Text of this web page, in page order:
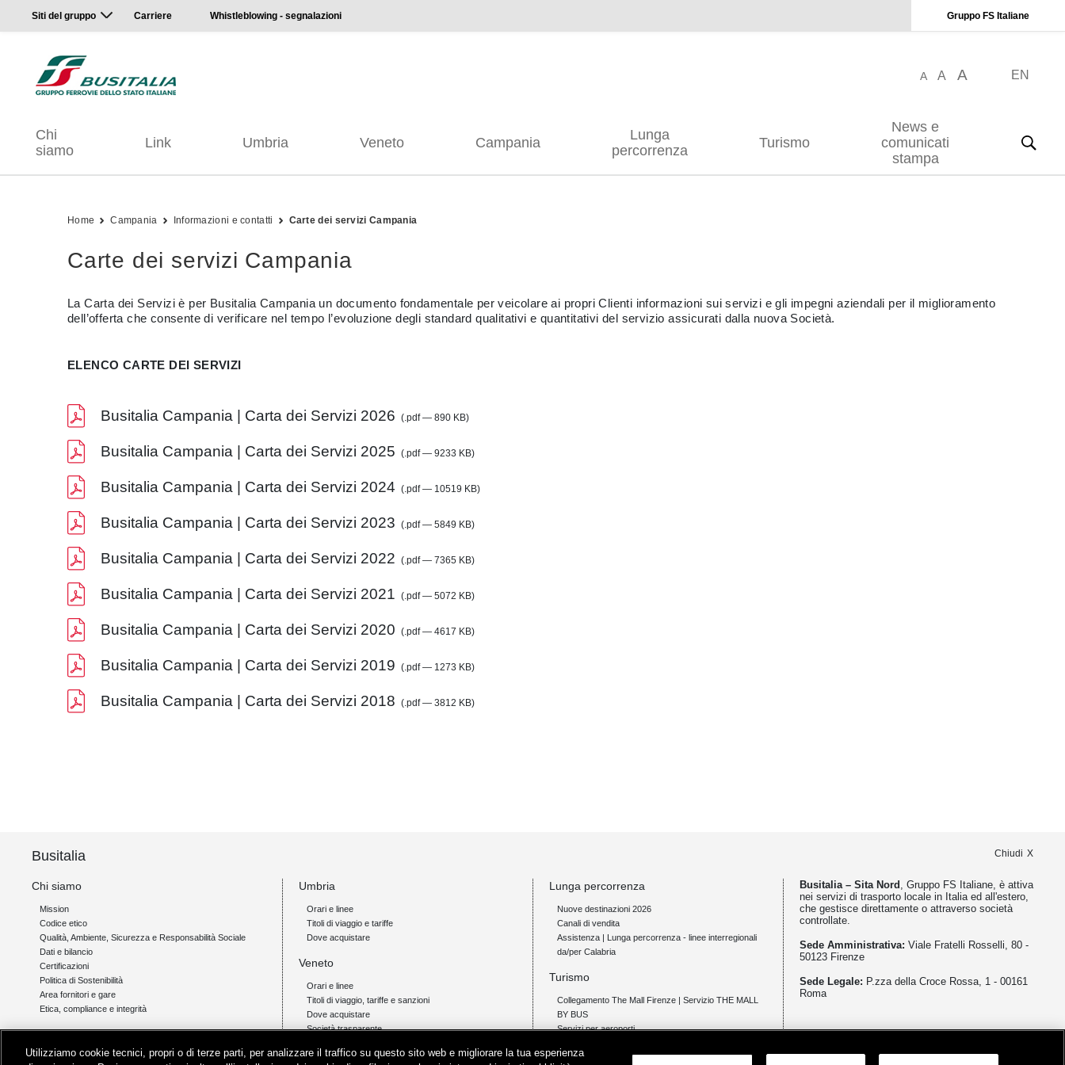
Siti del gruppo Carriere Whistleblowing - segnalazioni Gruppo FS Italiane
A A A EN
Chi
siamo
Link Umbria Veneto Campania
Lunga
percorrenza
Turismo
News e
comunicati
stampa
Home Campania Informazioni e contatti Carte dei servizi Campania
Carte dei servizi Campania
La Carta dei Servizi è per Busitalia Campania un documento fondamentale per veicolare ai propri Clienti informazioni sui servizi e gli impegni aziendali per il miglioramento
dell’offerta che consente di verificare nel tempo l’evoluzione degli standard qualitativi e quantitativi del servizio assicurati dalla nuova Società.
ELENCO CARTE DEI SERVIZI
Busitalia Campania | Carta dei Servizi 2026 (.pdf — 890 KB)
Busitalia Campania | Carta dei Servizi 2025 (.pdf — 9233 KB)
Busitalia Campania | Carta dei Servizi 2024 (.pdf — 10519 KB)
Busitalia Campania | Carta dei Servizi 2023 (.pdf — 5849 KB)
Busitalia Campania | Carta dei Servizi 2022 (.pdf — 7365 KB)
Busitalia Campania | Carta dei Servizi 2021 (.pdf — 5072 KB)
Busitalia Campania | Carta dei Servizi 2020 (.pdf — 4617 KB)
Busitalia Campania | Carta dei Servizi 2019 (.pdf — 1273 KB)
Busitalia Campania | Carta dei Servizi 2018 (.pdf — 3812 KB)
Busitalia Chiudi
Chi siamo
Mission
Codice etico
Qualità, Ambiente, Sicurezza e Responsabilità Sociale
Dati e bilancio
Certificazioni
Politica di Sostenibilità
Area fornitori e gare
Etica, compliance e integrità
Link
Orio al Serio Airlink
Umbria
Orari e linee
Titoli di viaggio e tariffe
Dove acquistare
Veneto
Orari e linee
Titoli di viaggio, tariffe e sanzioni
Dove acquistare
Società trasparente
Campania
Lunga percorrenza
Nuove destinazioni 2026
Canali di vendita
Assistenza | Lunga percorrenza - linee interregionali
da/per Calabria
Turismo
Collegamento The Mall Firenze | Servizio THE MALL
BY BUS
Servizi per aeroporti
Servizio di navigazione sul Lago Trasimeno
Busitalia – Sita Nord , Gruppo FS Italiane, è attiva
nei servizi di trasporto locale in Italia ed all'estero,
che gestisce direttamente o attraverso società
controllate.
Sede Amministrativa: Viale Fratelli Rosselli, 80 -
50123 Firenze
Sede Legale: P.zza della Croce Rossa, 1 - 00161
Roma
Utilizziamo cookie tecnici, propri o di terze parti, per analizzare il traffico su questo sito web e migliorare la tua esperienza